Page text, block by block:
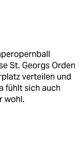
St. Georgs Orden
verteilen und
fühlt sich auch
wohl.